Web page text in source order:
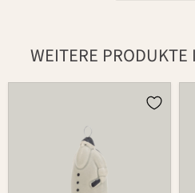
WEITERE